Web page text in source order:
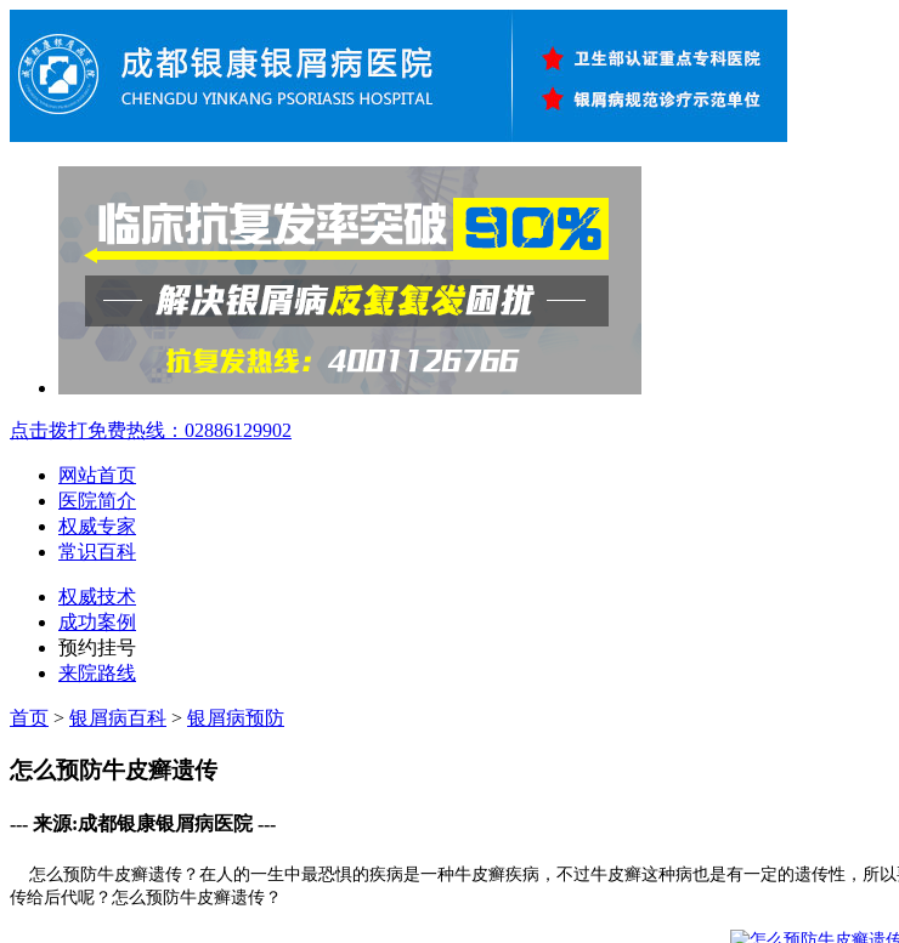
点击拨打免费热线：02886129902
网站首页
医院简介
权威专家
常识百科
权威技术
成功案例
预约挂号
来院路线
首页 > 银屑病百科 > 银屑病预防
怎么预防牛皮癣遗传
--- 来源:成都银康银屑病医院 ---
怎么预防牛皮癣遗传？在人的一生中最恐惧的疾病是一种牛皮癣疾病，不过牛皮癣这种病也是有一定的遗传性，所
传给后代呢？怎么预防牛皮癣遗传？